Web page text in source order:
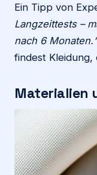
Ein Tipp von
Langzeittests –
nach 6 Monaten.“
findest Kleidung,
Materialien